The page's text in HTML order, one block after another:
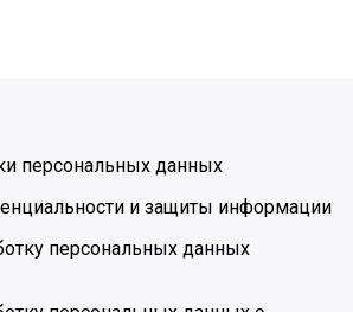
персональных данных
и защиты информации
персональных данных